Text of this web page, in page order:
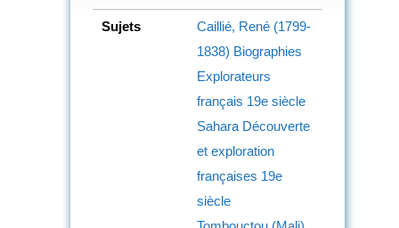
Sujets
Caillié, René (1799-
1838) Biographies
Explorateurs
français 19e siècle
Sahara Découverte
et exploration
françaises 19e
siècle